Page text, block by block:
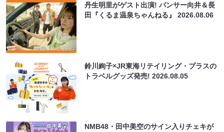
丹生明里がゲスト出演! パンサー向井＆長
田『くるま温泉ちゃんねる』2026.08.06
鈴川絢子×JR東海リテイリング・プラスの
トラベルグッズ発売!2026.08.05
NMB48・田中美空のサイン入りチェキが